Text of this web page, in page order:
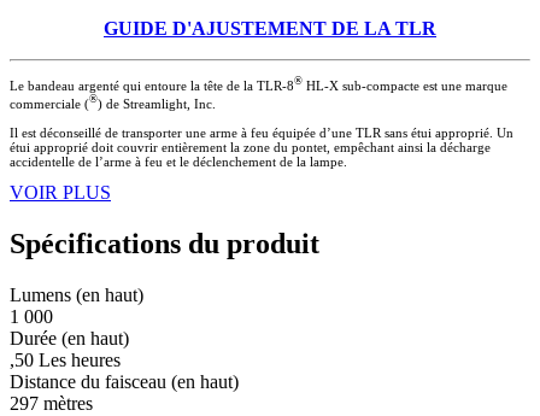
GUIDE D'AJUSTEMENT DE LA TLR
Le bandeau argenté qui entoure la tête de la TLR-8® HL-X sub-compacte est une marque
commerciale (®) de Streamlight, Inc.
Il est déconseillé de transporter une arme à feu équipée d’une TLR sans étui approprié. Un
étui approprié doit couvrir entièrement la zone du pontet, empêchant ainsi la décharge
accidentelle de l’arme à feu et le déclenchement de la lampe.
VOIR PLUS
Spécifications du produit
Lumens (en haut)
1 000
Durée (en haut)
,50 Les heures
Distance du faisceau (en haut)
297 mètres